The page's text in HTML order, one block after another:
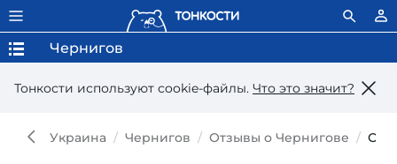
Тонкости используют сookie-файлы. Что это значит?
Чернигов
Украина Чернигов Отзывы о Чернигове